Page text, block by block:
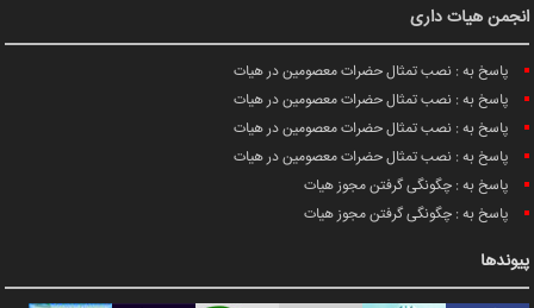
انجمن هیات داری
پاسخ به : نصب تمثال حضرات معصومین در هیات
پاسخ به : نصب تمثال حضرات معصومین در هیات
پاسخ به : نصب تمثال حضرات معصومین در هیات
پاسخ به : نصب تمثال حضرات معصومین در هیات
پاسخ به : چگونگی گرفتن مجوز هیات
پاسخ به : چگونگی گرفتن مجوز هیات
پیوندها